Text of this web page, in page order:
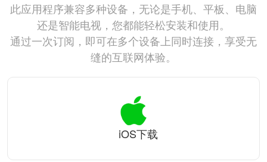
此应用程序兼容多种设备，无论是手机、平板、电脑
还是智能电视，您都能轻松安装和使用。
通过一次订阅，即可在多个设备上同时连接，享受无
缝的互联网体验。
iOS下载